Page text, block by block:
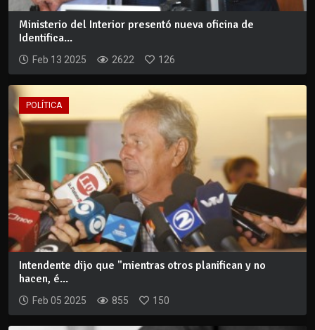
Ministerio del Interior presentó nueva oficina de
Identifica...
Feb 13 2025 2622 126
POLÍTICA
Intendente dijo que "mientras otros planifican y no
hacen, é...
Feb 05 2025 855 150